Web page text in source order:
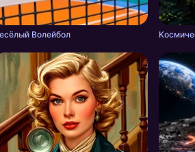
Волейбол